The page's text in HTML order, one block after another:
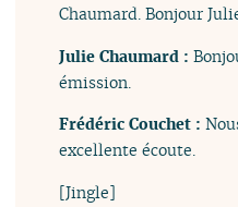
Chaumard. Bonjour
Julie Chaumard :
émission.
Frédéric Couchet :
excellente écoute.
[Jingle]